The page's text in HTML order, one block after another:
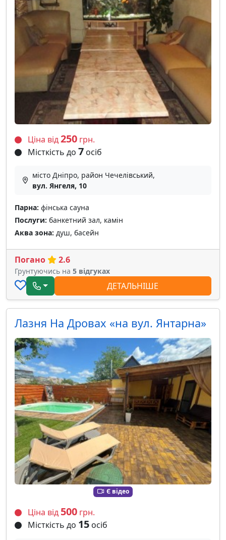
Ціна від250 грн.
Місткість до 7 осіб
місто Дніпро, район Чечелівський,
вул. Янгеля, 10
Парна: фінська сауна
Послуги: банкетний зал, камін
Аква зона: душ, басейн
Погано 2.6
Грунтуючись на 5 відгуках
ДЕТАЛЬНІШЕ
Є відео
Лазня На Дровах «на вул. Янтарна»
Ціна від 500 грн.
Місткість до 15 осіб